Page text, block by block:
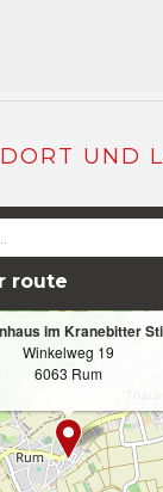
UND
im Kranebitter
Winkelweg 19
6063 Rum